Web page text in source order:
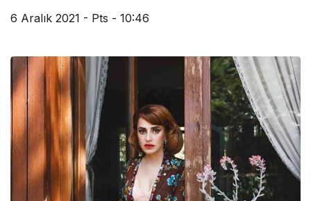
6 Aralık 2021 - Pts - 10:46